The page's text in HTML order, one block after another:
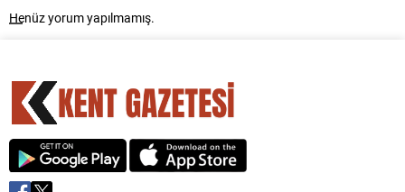
Henüz yorum yapılmamış.